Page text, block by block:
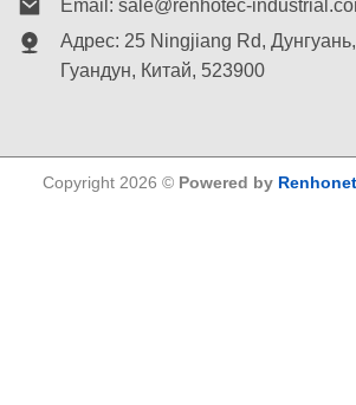
Email: sale@renhotec-
Адрес: 25 Ningjiang Rd,
Гуандун, Китай, 523900
Copyright 2026 © Powered by Renhonet